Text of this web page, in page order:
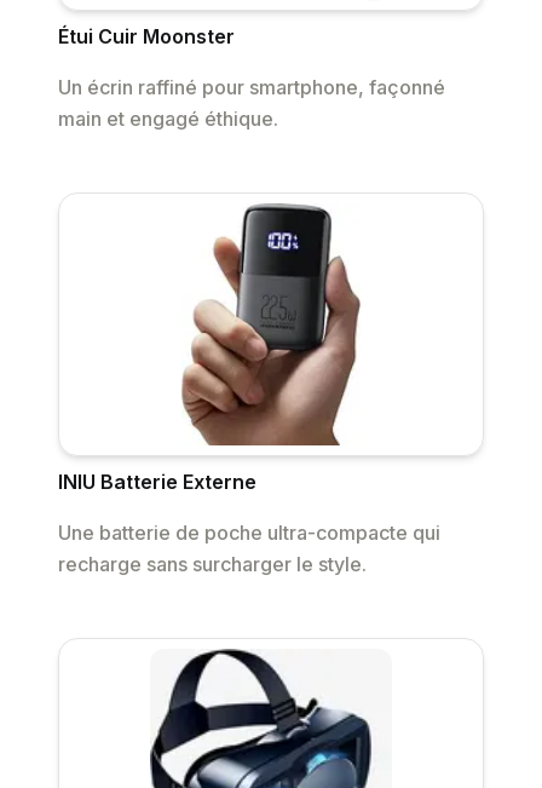
Étui Cuir Moonster
Un écrin raffiné pour smartphone, façonné
main et engagé éthique.
INIU Batterie Externe
Une batterie de poche ultra-compacte qui
recharge sans surcharger le style.